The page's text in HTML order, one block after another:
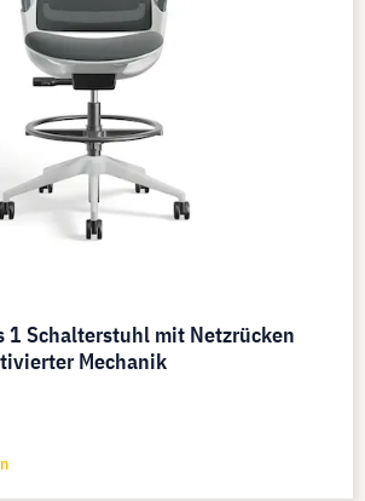
1 Schalterstuhl mit Netzrücken
Mechanik